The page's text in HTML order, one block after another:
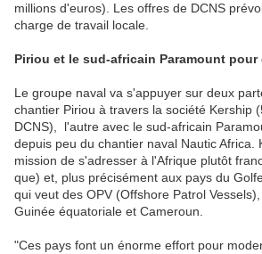
millions d'euros). Les offres de DCNS
charge de travail locale.
Piriou et le sud-africain Paramount pour
Le groupe naval va s'appuyer sur deux
chantier Piriou à travers la société Kership
DCNS), l'autre avec le sud-africain
depuis peu du chantier naval Nautic Africa.
mission de s'adresser à l'Afrique plutôt
que) et, plus précisément aux pays du
qui veut des OPV (Offshore Patrol
Guinée équatoriale et Cameroun.
"Ces pays font un énorme effort pour